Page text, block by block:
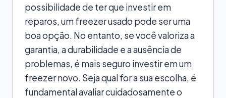
possibilidade de ter que investir em
reparos, um freezer usado pode ser uma
boa opção. No entanto, se você valoriza a
garantia, a durabilidade e a ausência de
problemas, é mais seguro investir em um
freezer novo. Seja qual for a sua escolha, é
fundamental avaliar cuidadosamente o